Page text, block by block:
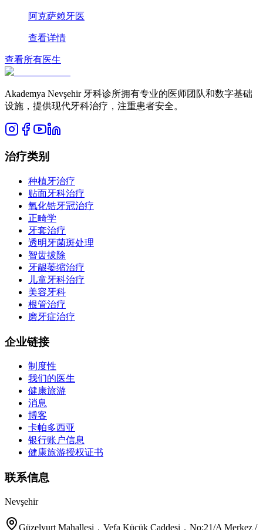
阿克萨赖牙医
查看详情
查看所有医生
Akademya Nevşehir 牙科诊所拥有专业的医师团队和数字基础
设施，提供现代牙科治疗，注重患者安全。
治疗类别
种植牙治疗
贴面牙科治疗
氧化锆牙冠治疗
正畸学
牙套治疗
透明牙菌斑处理
智齿拔除
牙龈萎缩治疗
儿童牙科治疗
美容牙科
根管治疗
磨牙症治疗
企业链接
制度性
我们的医生
健康旅游
消息
博客
卡帕多西亚
银行账户信息
健康旅游授权证书
联系信息
Nevşehir
Güzelyurt Mahallesi，Vefa Küçük Caddesi，No:21/A Merkez /